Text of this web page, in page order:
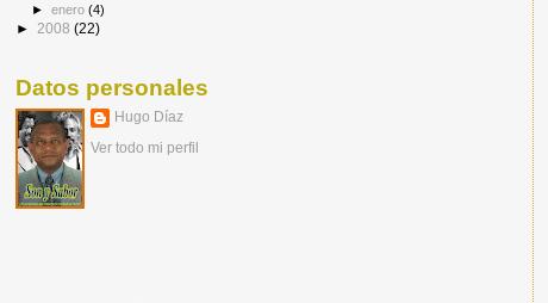
►2008(22)
Hugo Díaz
Ver todo mi perfil